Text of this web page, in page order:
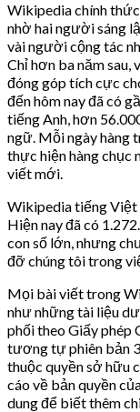
Wikipedia chính
nhờ hai người sáng
vài người cộng tác
Chỉ hơn ba năm sau,
đóng góp tích cực
đến hôm nay đã có
tiếng Anh, hơn
ngữ. Mỗi ngày hàng
thực hiện hàng chục
viết mới.
Wikipedia tiếng Việt
Hiện nay đã có
con số lớn, nhưng
đỡ chúng tôi trong
Mọi bài viết trong
như những tài liệu
phối theo Giấy phép
tương tự phiên bản
thuộc quyền sở hữu
cáo về bản quyền
dung để biết thêm